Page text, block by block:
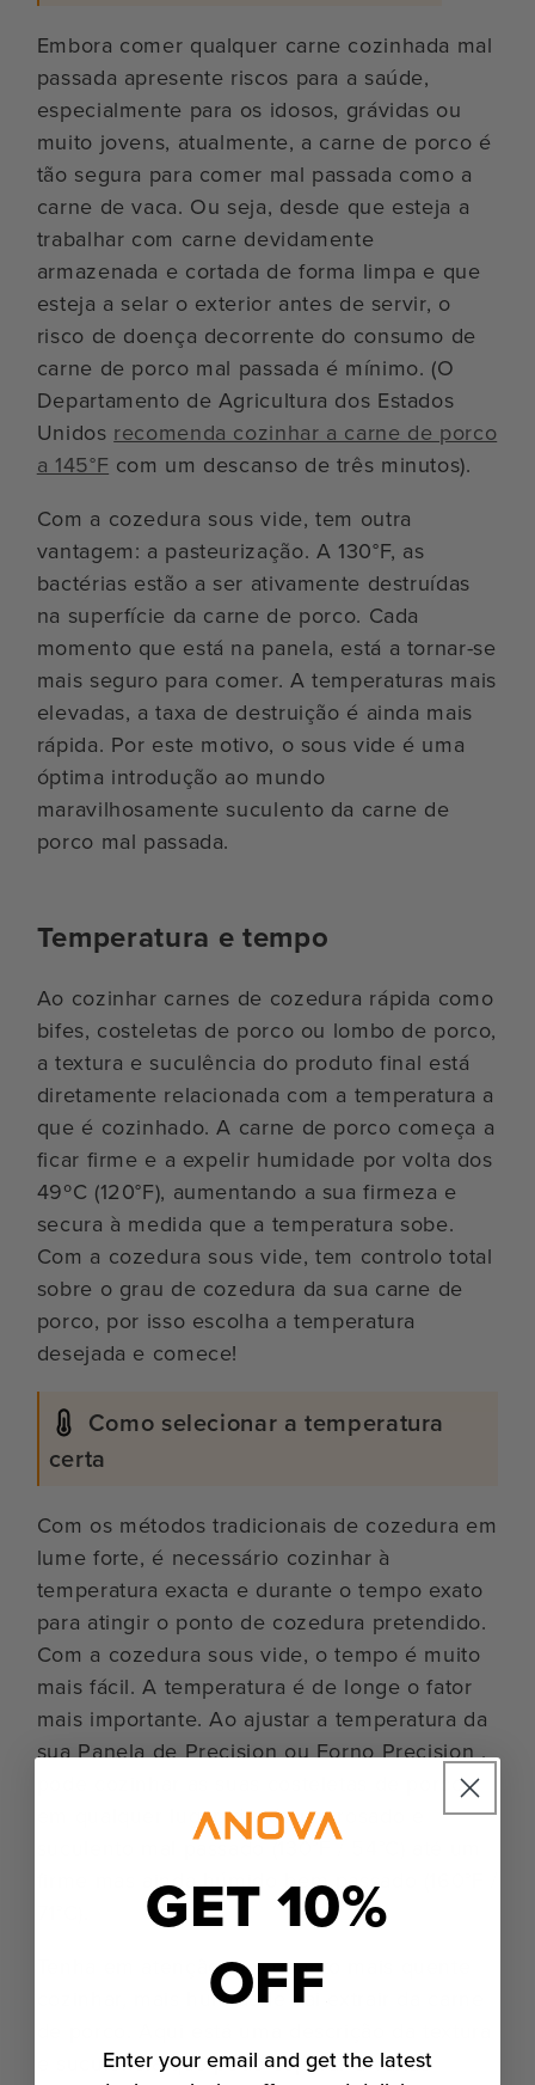
Embora comer qualquer carne cozinhada mal
passada apresente riscos para a saúde,
especialmente para os idosos, grávidas ou
muito jovens, atualmente, a carne de porco é
tão segura para comer mal passada como a
carne de vaca. Ou seja, desde que esteja a
trabalhar com carne devidamente
armazenada e cortada de forma limpa e que
esteja a selar o exterior antes de servir, o
risco de doença decorrente do consumo de
carne de porco mal passada é mínimo. (O
Departamento de Agricultura dos Estados
Unidosrecomenda cozinhar a carne de porco
a 145°F com um descanso de três minutos).
Com a cozedura sous vide, tem outra
vantagem: a pasteurização. A 130°F, as
bactérias estão a ser ativamente destruídas
na superfície da carne de porco. Cada
momento que está na panela, está a tornar-se
mais seguro para comer. A temperaturas mais
elevadas, a taxa de destruição é ainda mais
rápida. Por este motivo, o sous vide é uma
óptima introdução ao mundo
maravilhosamente suculento da carne de
porco mal passada.
Temperatura e tempo
Ao cozinhar carnes de cozedura rápida como
bifes, costeletas de porco ou lombo de porco,
a textura e suculência do produto final está
diretamente relacionada com a temperatura a
que é cozinhado. A carne de porco começa a
ficar firme e a expelir humidade por volta dos
49ºC (120°F), aumentando a sua firmeza e
secura à medida que a temperatura sobe.
Com a cozedura sous vide, tem controlo total
sobre o grau de cozedura da sua carne de
porco, por isso escolha a temperatura
desejada e comece!
Como selecionar a temperatura
certa
Com os métodos tradicionais de cozedura em
lume forte, é necessário cozinhar à
temperatura exacta e durante o tempo exato
para atingir o ponto de cozedura pretendido.
Com a cozedura sous vide, o tempo é muito
mais fácil. A temperatura é de longe o fator
mais importante. Ao ajustar a temperatura da
sua Panela de Precision ou Forno Precision ,
pode cozinhar as suas costeletas de porco
em qualquer lugar, desde um rosado e
suculento mal passado (130°F / 54°C) até um
firme mas ainda húmido bem passado (160°F /
Tenha em atenção que quanto mais quente
cozinhar, mais humidade vai extrair da carne
e suculência que pode esperar a várias
GET 10%
OFF
Enter your email and get the latest